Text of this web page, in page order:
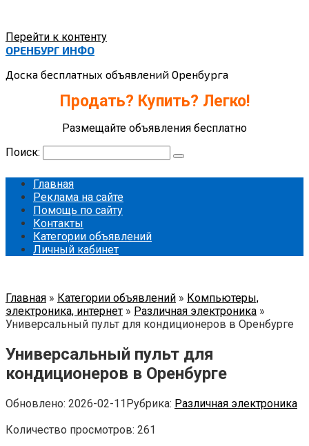
Перейти к контенту
ОРЕНБУРГ ИНФО
Доска бесплатных объявлений Оренбурга
Продать? Купить? Легко!
Размещайте объявления бесплатно
Поиск:
Главная
Реклама на сайте
Помощь по сайту
Контакты
Категории объявлений
Личный кабинет
Главная » Категории объявлений » Компьютеры,
электроника, интернет » Различная электроника »
Универсальный пульт для кондиционеров в Оренбурге
Универсальный пульт для
кондиционеров в Оренбурге
Обновлено: 2026-02-11Рубрика: Различная электроника
Количество просмотров: 261